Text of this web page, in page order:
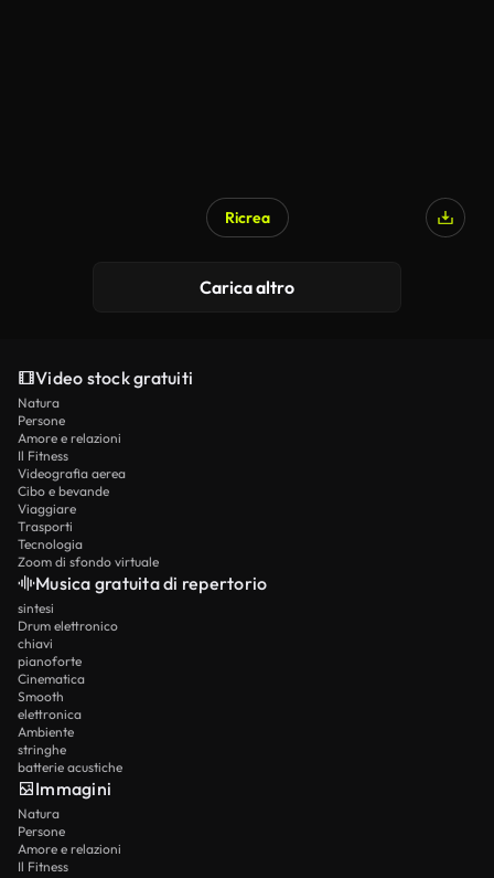
Ricrea
Carica altro
Video stock gratuiti
Natura
Persone
Amore e relazioni
Il Fitness
Videografia aerea
Cibo e bevande
Viaggiare
Trasporti
Tecnologia
Zoom di sfondo virtuale
Musica gratuita di repertorio
sintesi
Drum elettronico
chiavi
pianoforte
Cinematica
Smooth
elettronica
Ambiente
stringhe
batterie acustiche
Immagini
Natura
Persone
Amore e relazioni
Il Fitness